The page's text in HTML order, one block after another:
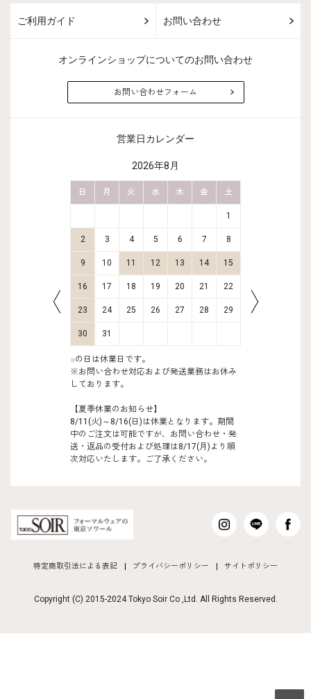
ご利用ガイド お問い合わせ
オンラインショップについてのお問い合わせ
お問い合わせフォーム
営業日カレンダー
2026年8月
日 月 火 水 木 金 土
1
2 3 4 5 6 7 8
9 10 11 12 13 14 15
16 17 18 19 20 21 22
23 24 25 26 27 28 29
30 31
■の日は休業日です。
※お問い合わせ対応および発送業務はお休み
しております。
【夏季休業のお知らせ】
8/11(火)～8/16(日)は休業となります。期間
中のご注文は可能ですが、お問い合わせ・発
送・返品の受付および処理は8/17(月)より順
次対応いたします。ご了承ください。
特定商取引法による表記 プライバシーポリシー サイトポリシー
Copyright (C) 2015-2024 Tokyo Soir Co ,Ltd. All Rights Reserved.